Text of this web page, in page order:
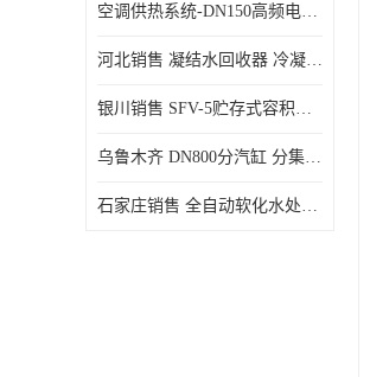
空调供热系统-DN150高频电子水除垢仪
河北销售 凝结水回收器 冷凝水回收器
银川销售 SFV-5贮存式容积式换热器
乌鲁木齐 DN800分汽缸 分集水器
石家庄销售 全自动软化水处理器